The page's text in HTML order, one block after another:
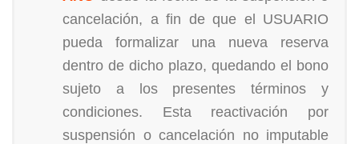
cancelación, a fin de que el USUARIO
pueda formalizar una nueva reserva
dentro de dicho plazo, quedando el bono
sujeto a los presentes términos y
condiciones. Esta reactivación por
suspensión o cancelación no imputable